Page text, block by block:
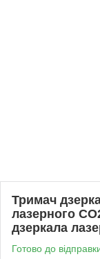
Тримач
лазерного
дзеркала
Готово до